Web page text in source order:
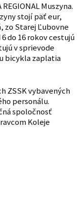
Muszyna.
stojí päť eur,
zo Starej Ľubovne
do 16 rokov cestujú
v sprievode
bicykla zaplatia
ZSSK vybavených
personálu.
spoločnosť
Koleje